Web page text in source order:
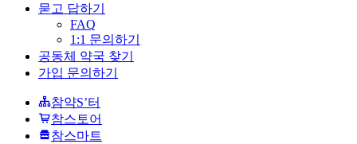
묻고 답하기
FAQ
1:1 문의하기
공동체 약국 찾기
가입 문의하기
참약S’터
참스토어
참스마트